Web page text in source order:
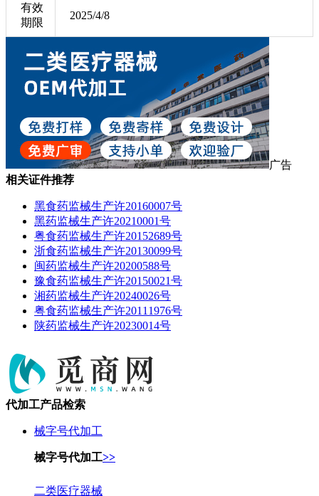
有效
期限
2025/4/8
广告
相关证件推荐
黑食药监械生产许20160007号
黑药监械生产许20210001号
粤食药监械生产许20152689号
浙食药监械生产许20130099号
闽药监械生产许20200588号
豫食药监械生产许20150021号
湘药监械生产许20240026号
粤食药监械生产许20111976号
陕药监械生产许20230014号
代加工产品检索
械字号代加工
械字号代加工>>
二类医疗器械